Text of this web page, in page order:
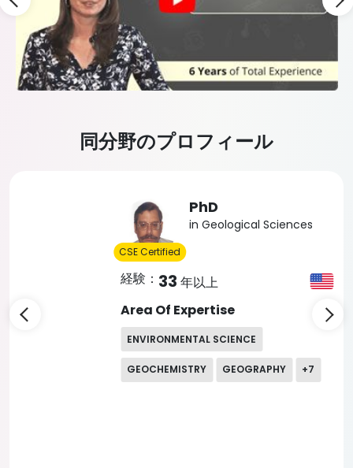
同分野のプロフィール
PhD
in Geological Sciences
年以上
Area Of Expertise
ENVIRONMENTAL SCIENCE
GEOCHEMISTRY GEOGRAPHY +7